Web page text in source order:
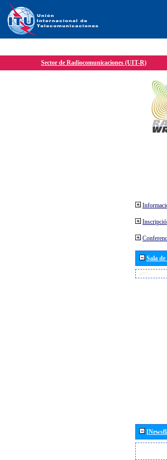
Sector de Radiocomunicaciones (UIT-R)
Sala